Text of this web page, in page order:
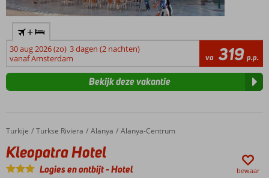
+
30 aug 2026 (zo) 3 dagen (2 nachten)
vanaf Amsterdam
va 319 p.p.
Bekijk deze vakantie
Home
Turkije Turkse Riviera Alanya Alanya-Centrum
Kleopatra Hotel
Kleopatra Hotel
Logies en ontbijt-Hotel bewaar